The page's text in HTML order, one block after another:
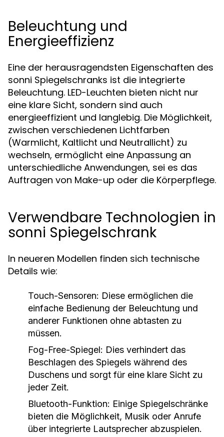
Beleuchtung und
Energieeffizienz
Eine der herausragendsten Eigenschaften des
sonni Spiegelschranks ist die integrierte
Beleuchtung. LED-Leuchten bieten nicht nur
eine klare Sicht, sondern sind auch
energieeffizient und langlebig. Die Möglichkeit,
zwischen verschiedenen Lichtfarben
(Warmlicht, Kaltlicht und Neutrallicht) zu
wechseln, ermöglicht eine Anpassung an
unterschiedliche Anwendungen, sei es das
Auftragen von Make-up oder die Körperpflege.
Verwendbare Technologien in
sonni Spiegelschrank
In neueren Modellen finden sich technische
Details wie:
Touch-Sensoren: Diese ermöglichen die
einfache Bedienung der Beleuchtung und
anderer Funktionen ohne abtasten zu
müssen.
Fog-Free-Spiegel: Dies verhindert das
Beschlagen des Spiegels während des
Duschens und sorgt für eine klare Sicht zu
jeder Zeit.
Bluetooth-Funktion: Einige Spiegelschränke
bieten die Möglichkeit, Musik oder Anrufe
über integrierte Lautsprecher abzuspielen.